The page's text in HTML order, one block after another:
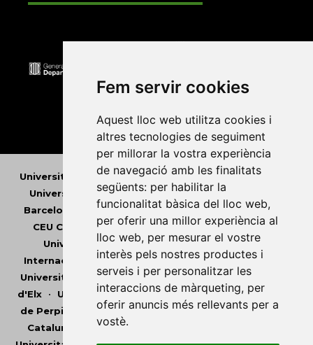
Fem servir cookies
Aquest lloc web utilitza cookies i
altres tecnologies de seguiment
per millorar la vostra experiència
de navegació amb les finalitats
següents: per habilitar la
funcionalitat bàsica del lloc web,
per oferir una millor experiència al
lloc web, per mesurar el vostre
interès pels nostres productes i
serveis i per personalitzar les
interaccions de màrqueting, per
oferir anuncis més rellevants per a
vostè.
Universitat Abat Oliba CEU•Universitat d'Alacant
Universitat d'Andorra•Universitat Autònoma de
Barcelona
Universitat de Barcelona•Universitat
CEU Cardenal Herrera•Universitat de Girona •
Universitat de les Illes Balears• Universitat
Internacional de Catalunya•Universitat Jaume I
Universitat de Lleida• Universitat Miguel Hernández
d'Elx• Universitat Oberta de Catalunya•Universitat
de Perpinyà Via Domitia•Universitat Politècnica de
Catalunya
Universitat Politècnica de València